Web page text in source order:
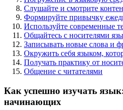
Слушайте и смотрите
Формируйте привычку
Используйте современные
Общайтесь с носителями
Записывать новые слова и
Окружить себя языком,
Получать практику от
Общение с читателями
Как успешно изучать
начинающих